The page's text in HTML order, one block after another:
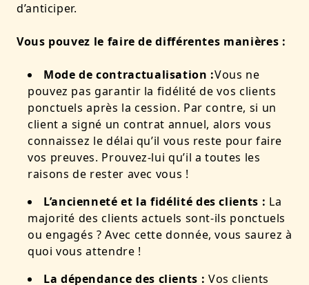
d’anticiper.
Vous pouvez le faire de différentes manières :
Mode de contractualisation :Vous ne
pouvez pas garantir la fidélité de vos clients
ponctuels après la cession. Par contre, si un
client a signé un contrat annuel, alors vous
connaissez le délai qu’il vous reste pour faire
vos preuves. Prouvez-lui qu’il a toutes les
raisons de rester avec vous !
L’ancienneté et la fidélité des clients : La
majorité des clients actuels sont-ils ponctuels
ou engagés ? Avec cette donnée, vous saurez à
quoi vous attendre !
La dépendance des clients : Vos clients